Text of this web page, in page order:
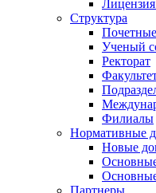
Лицензия
Структура
Ученый
Ректорат
Филиалы
Нормативные
Новые
Партнеры